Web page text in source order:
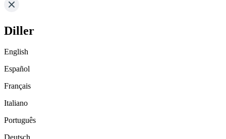
Diller
English
Español
Français
Italiano
Português